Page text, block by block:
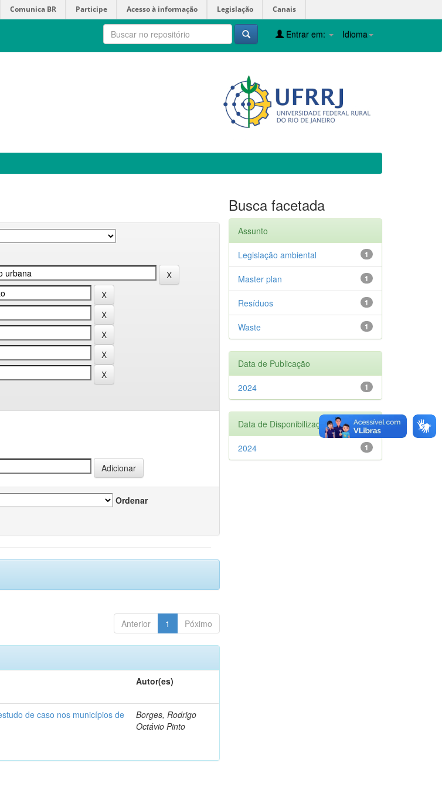
Comunica BR Participe Acesso à informação Legislação Canais
Idioma
Entrar em:
Ordenar
Anterior 1 Póximo
Autor(es)
de caso nos municípios de
Borges, Rodrigo
Octávio Pinto
Busca facetada
Assunto
1
Legislação ambiental
1
Master plan
1
Resíduos
1
Waste
Data de Publicação
1
2024
Data de Disponibilização
1
2024